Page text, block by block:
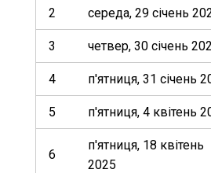
2 середа, 29 січень
3 четвер, 30 січень
4 п'ятниця, 31 січень
5 п'ятниця, 4 квітень
6
п'ятниця, 18 квітень
2025